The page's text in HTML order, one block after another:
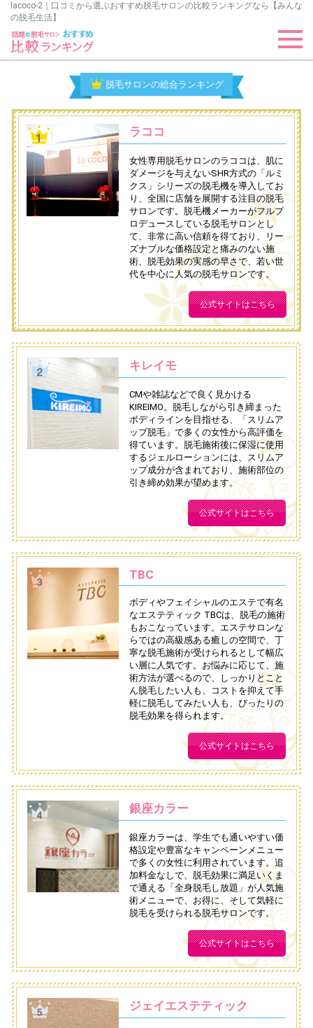
lacoco-2｜口コミから選ぶおすすめ脱毛サロンの比較ランキングなら【みんな
の脱毛生活】
脱毛サロンの総合ランキング
ラココ
女性専用脱毛サロンのラココは、肌に
ダメージを与えないSHR方式の「ルミ
クス」シリーズの脱毛機を導入してお
り、全国に店舗を展開する注目の脱毛
サロンです。脱毛機メーカーがフルプ
ロデュースしている脱毛サロンとし
て、非常に高い信頼を得ており、リー
ズナブルな価格設定と痛みのない施
術、脱毛効果の実感の早さで、若い世
代を中心に人気の脱毛サロンです。
公式サイトはこちら
キレイモ
CMや雑誌などで良く見かける
KIREIMO。脱毛しながら引き締まった
ボディラインを目指せる、「スリムア
ップ脱毛」で多くの女性から高評価を
得ています。脱毛施術後に保湿に使用
するジェルローションには、スリムア
ップ成分が含まれており、施術部位の
引き締め効果が望めます。
公式サイトはこちら
TBC
ボディやフェイシャルのエステで有名
なエステティック TBCは、脱毛の施術
もおこなっています。エステサロンな
らではの高級感ある癒しの空間で、丁
寧な脱毛施術が受けられるとして幅広
い層に人気です。お悩みに応じて、施
術方法が選べるので、しっかりとこと
ん脱毛したい人も、コストを抑えて手
軽に脱毛してみたい人も、ぴったりの
脱毛効果を得られます。
公式サイトはこちら
銀座カラー
銀座カラーは、学生でも通いやすい価
格設定や豊富なキャンペーンメニュー
で多くの女性に利用されています。追
加料金なしで、脱毛効果に満足いくま
で通える「全身脱毛し放題」が人気施
術メニューで、お得に、そして気軽に
脱毛を受けられる脱毛サロンです。
公式サイトはこちら
ジェイエステティック